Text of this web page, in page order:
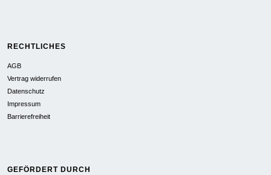
RECHTLICHES
AGB
Vertrag widerrufen
Datenschutz
Impressum
Barrierefreiheit
GEFÖRDERT DURCH